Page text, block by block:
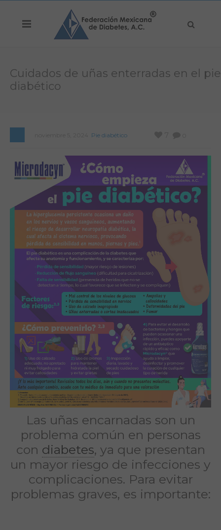
Cuidados de uñas enterradas en el pie
diabético
Pie diabético
Las uñas encarnadas son un
problema común en personas
con diabetes, ya que presentan
un mayor riesgo de infecciones y
complicaciones. Para evitar
problemas graves, es importante: